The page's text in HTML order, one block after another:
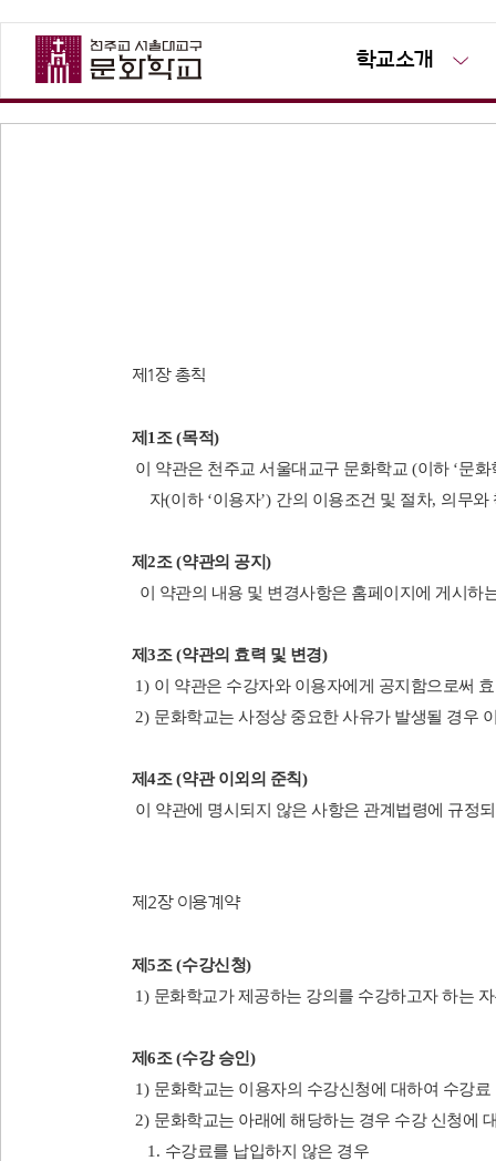
학교소개
제 1 장 총​칙
​​제 1 조(목적)
이 약관은 천주교 서울대교구 문화학교 (이하 ‘문화
자(이하 ‘이용자’) 간의 이용조건 및 절차, 의무와
제2조(약관의 공지)
이 약관의 내용 및 변경사항은 홈페이지에 게시하
제3조(약관의 효력 및 변경)
1) 이 약관은 수강자와 이용자에게 공지함으로써
2) 문화학교는 사정상 중요한 사유가 발생될 경우
제4조(약관 이외의 준칙)
이 약관에 명시되지 않은 사항은 관계법령에 규정
제 2장 이용계약
제5조(수강신청)
1) 문화학교가 제공하는 강의를 수강하고자 하는
​제6조(수강 승인 )
1) 문화학교는 이용자의 수강신청에 대하여 수강
2) 문화학교는 아래에 해당하는 경우 수강 신청에
1. 수강료를 납입하지 않은 경우